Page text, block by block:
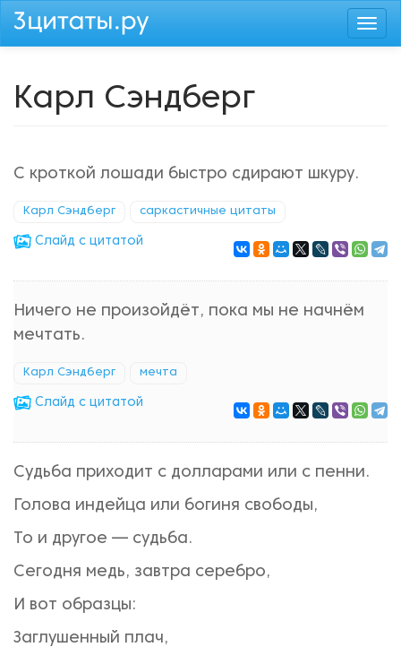
Перейти
Карл Сэндберг
С кроткой лошади быстро сдирают шкуру.
Карл Сэндберг саркастичные цитаты
Cлайд с цитатой
Ничего не произойдёт, пока мы не начнём
мечтать.
Карл Сэндберг мечта
Cлайд с цитатой
Судьба приходит с долларами или с пенни.
Голова индейца или богиня свободы,
То и другое — судьба.
Сегодня медь, завтра серебро,
И вот образцы:
Заглушенный плач,